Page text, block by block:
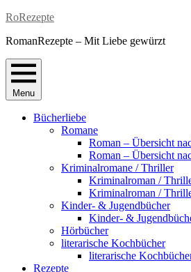
Skip
content
RoRezepte
RomanRezepte – Mit Liebe gewürzt
Menu
Bücherliebe
Romane
Roman – Übersicht
Roman – Übersicht
Kriminalromane / Thriller
Kriminalroman /
Kriminalroman /
Kinder- & Jugendbücher
Kinder- &
Hörbücher
literarische Kochbücher
literarische
Rezepte